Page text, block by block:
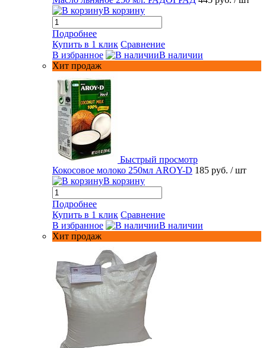
В корзину
Подробнее
Купить в 1 клик Сравнение
В избранное
В наличии
Хит продаж
Быстрый просмотр
Кокосовое молоко 250мл AROY-D 185 руб. / шт
В корзину
Подробнее
Купить в 1 клик Сравнение
В избранное
В наличии
Хит продаж